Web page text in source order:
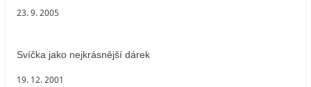
23. 9. 2005
Svíčka jako nejkrásnější dárek
19. 12. 2001